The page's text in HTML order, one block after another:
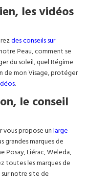
les vidéos
des conseils sur
Peau, comment se
du soleil, quel Régime
de mon Visage, protéger
.
le conseil
vous propose unlarge
grandes marques de
Posay, Liérac, Weleda,
toutes les marques de
notre site de